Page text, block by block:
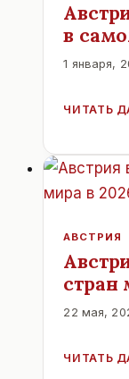
в
1 января,
ЧИТАТЬ
АВСТРИЯ
стран
22 мая,
ЧИТАТЬ